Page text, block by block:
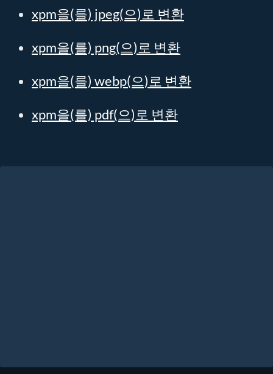
xpm을(를) jpeg(으)로 변환
xpm을(를) png(으)로 변환
xpm을(를) webp(으)로 변환
xpm을(를) pdf(으)로 변환